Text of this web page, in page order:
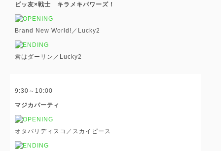
ビッ友×戦士 キラメキパワーズ！
Brand New World!／Lucky2
君はダーリン／Lucky2
9:30～10:00
マジカパーティ
オタパリディスコ／スカイピース